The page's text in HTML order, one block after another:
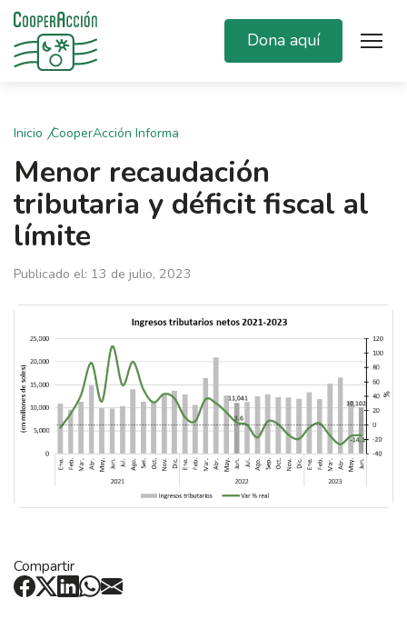
Dona aquí
Inicio CooperAcción Informa
Menor recaudación
tributaria y déficit fiscal al
límite
Publicado el: 13 de julio, 2023
Compartir